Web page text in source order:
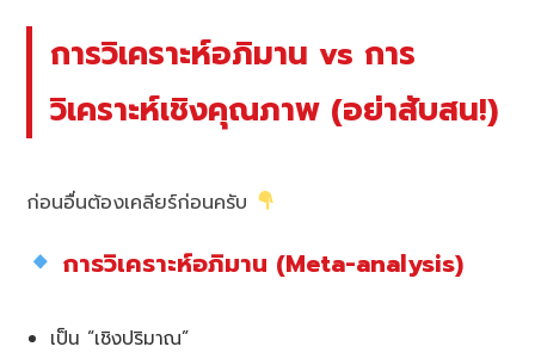
การวิเคราะห์อภิมาน vs การ
วิเคราะห์เชิงคุณภาพ (อย่าสับสน!)
ก่อนอื่นต้องเคลียร์ก่อนครับ
การวิเคราะห์อภิมาน (Meta-analysis)
เป็น “เชิงปริมาณ”